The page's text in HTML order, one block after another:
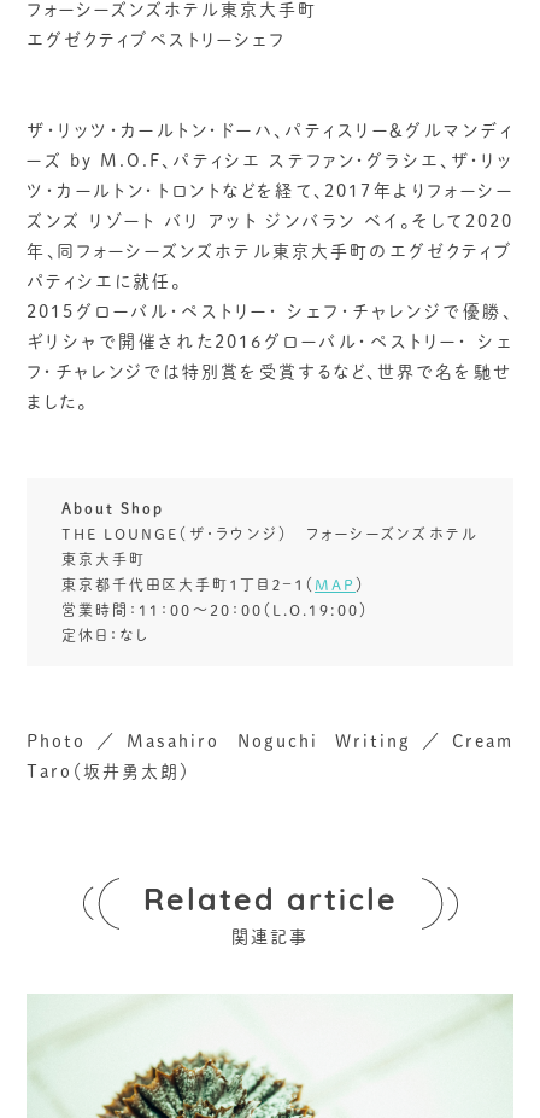
フォーシーズンズホテル東京大手町
エグゼクティブペストリーシェフ
ザ・リッツ・カールトン・ドーハ、パティスリー＆グルマンディ
ーズ by M.O.F、パティシエ ステファン・グラシエ、ザ・リッ
ツ・カールトン・トロントなどを経て、2017年よりフォーシー
ズンズ リゾート バリ アット ジンバラン ベイ。そして2020
年、同フォーシーズンズホテル東京大手町のエグゼクティブ
パティシエに就任。
2015グローバル・ペストリー・ シェフ・チャレンジで優勝、
ギリシャで開催された2016グローバル・ペストリー・ シェ
フ・チャレンジでは特別賞を受賞するなど、世界で名を馳せ
ました。
About Shop
THE LOUNGE（ザ・ラウンジ） フォーシーズンズホテル
東京大手町
東京都千代田区大手町１丁目２−１（ MAP ）
営業時間：11：00～20：00（L.O.19:00）
定休日：なし
Photo／Masahiro Noguchi Writing／Cream
Taro（坂井勇太朗）
Related article
関連記事